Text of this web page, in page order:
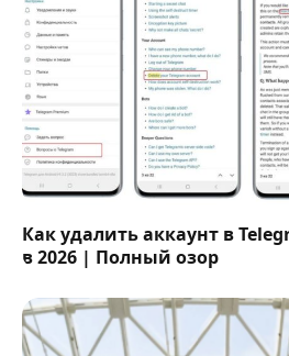
Как удалить аккаунт в
в 2026 | Полный озор